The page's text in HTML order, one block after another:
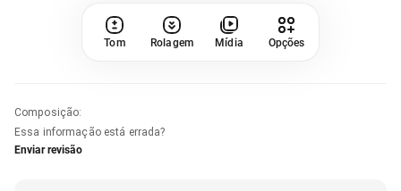
Tom Rolagem Mídia Opções
Composição:
Essa informação está errada?
Enviar revisão